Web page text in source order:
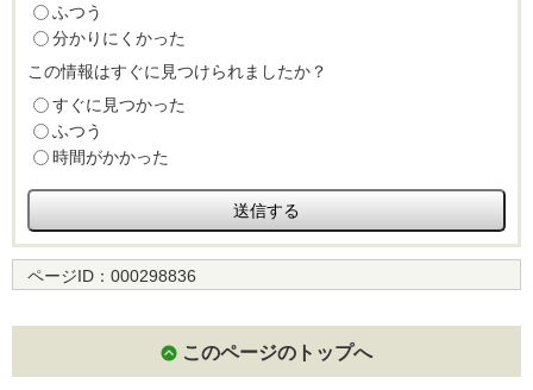
ふつう
分かりにくかった
この情報はすぐに見つけられましたか？
すぐに見つかった
ふつう
時間がかかった
ページID： 000298836
このページのトップへ